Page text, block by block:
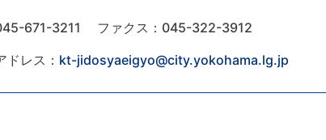
671-3211
ファクス：045-322-3912
ドレス： kt-jidosyaeigyo@city.yokohama.lg.jp